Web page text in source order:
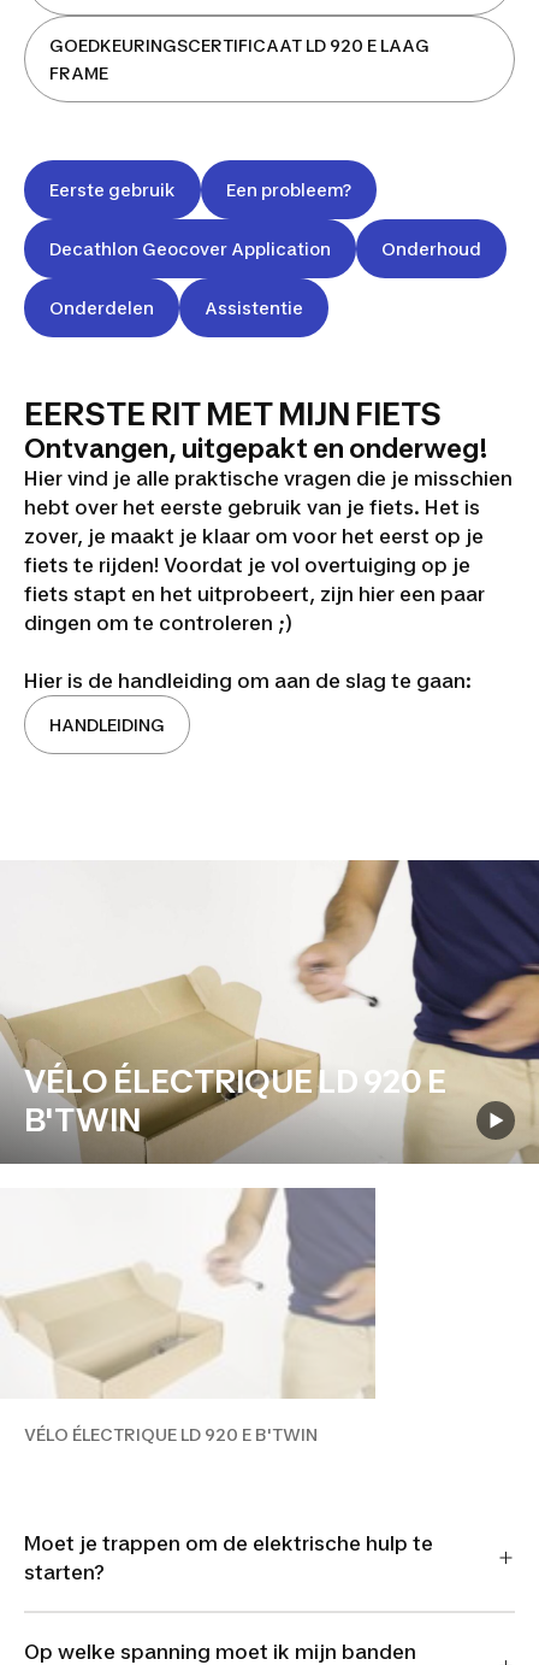
GOEDKEURINGSCERTIFICAAT LD 920 E LAAG
FRAME
Eerste gebruik Een probleem?
Decathlon Geocover Application Onderhoud
Onderdelen Assistentie
EERSTE RIT MET MIJN FIETS
Ontvangen, uitgepakt en onderweg!
Hier vind je alle praktische vragen die je misschien
hebt over het eerste gebruik van je fiets. Het is
zover, je maakt je klaar om voor het eerst op je
fiets te rijden! Voordat je vol overtuiging op je
fiets stapt en het uitprobeert, zijn hier een paar
dingen om te controleren ;)
Hier is de handleiding om aan de slag te gaan:
HANDLEIDING
VÉLO ÉLECTRIQUE LD 920 E
B'TWIN
VÉLO ÉLECTRIQUE LD 920 E B'TWIN
Moet je trappen om de elektrische hulp te
starten?
Op welke spanning moet ik mijn banden